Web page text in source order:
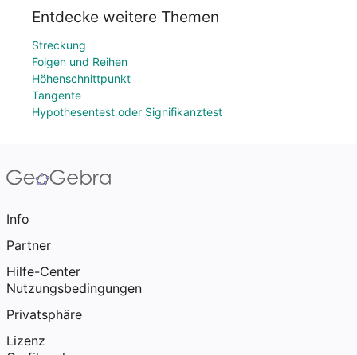
Entdecke weitere Themen
Streckung
Folgen und Reihen
Höhenschnittpunkt
Tangente
Hypothesentest oder Signifikanztest
Info
Partner
Hilfe-Center
Nutzungsbedingungen
Privatsphäre
Lizenz